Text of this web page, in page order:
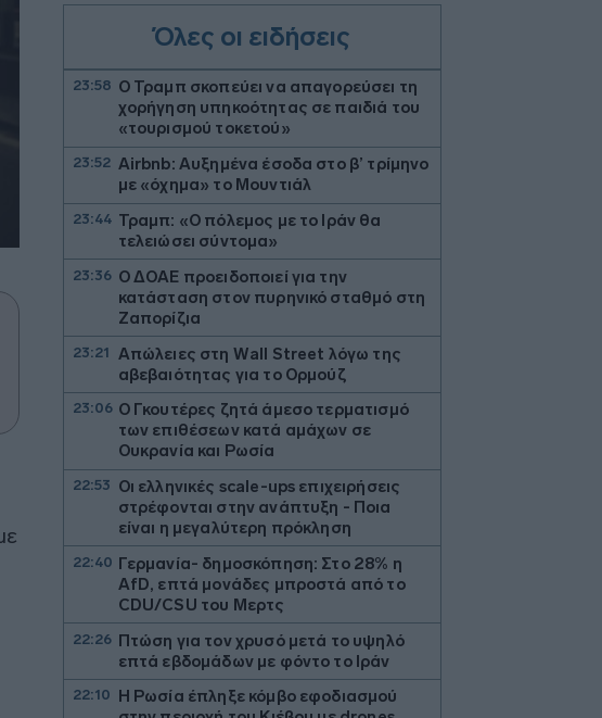
Όλες οι ειδήσεις
23:58 Ο Τραμπ σκοπεύει να απαγορεύσει τη
χορήγηση υπηκοότητας σε παιδιά του
«τουρισμού τοκετού»
23:52 Airbnb: Αυξημένα έσοδα στο β’ τρίμηνο
με «όχημα» το Μουντιάλ
23:44 Τραμπ: «Ο πόλεμος με το Ιράν θα
τελειώσει σύντομα»
23:36 Ο ΔΟΑΕ προειδοποιεί για την
κατάσταση στον πυρηνικό σταθμό στη
Ζαπορίζια
23:21
Απώλειες στη Wall Street λόγω της
αβεβαιότητας για το Ορμούζ
23:06 Ο Γκουτέρες ζητά άμεσο τερματισμό
των επιθέσεων κατά αμάχων σε
Ουκρανία και Ρωσία
22:53 Οι ελληνικές scale-ups επιχειρήσεις
στρέφονται στην ανάπτυξη - Ποια
είναι η μεγαλύτερη πρόκληση
22:40 Γερμανία- δημοσκόπηση: Στο 28% η
AfD, επτά μονάδες μπροστά από το
CDU/CSU του Μερτς
22:26 Πτώση για τον χρυσό μετά το υψηλό
επτά εβδομάδων με φόντο το Ιράν
22:10
Η Ρωσία έπληξε κόμβο εφοδιασμού